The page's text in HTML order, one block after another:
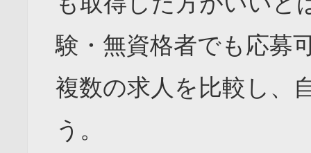
験・無資格者でも応募
複数の求人を比較し、
う。